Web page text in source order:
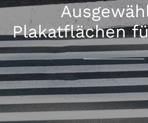
Plakatflächen